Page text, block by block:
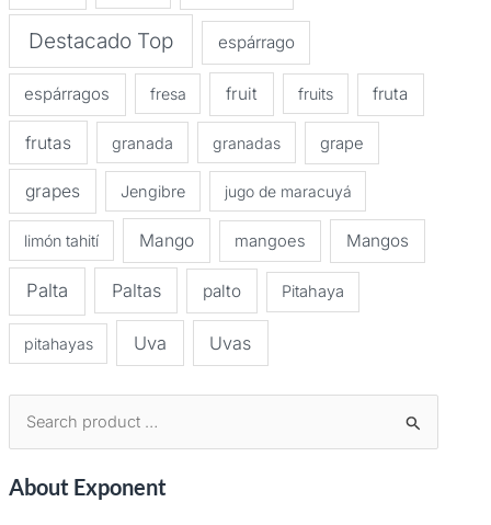
Destacado Top espárrago
espárragos fresa fruit fruits fruta
frutas granada granadas grape
grapes Jengibre jugo de maracuyá
limón tahití Mango mangoes Mangos
Palta Paltas palto Pitahaya
pitahayas Uva Uvas
s
About Exponent